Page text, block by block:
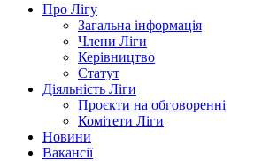
Про Лігу
Загальна інформація
Члени Ліги
Керівництво
Статут
Діяльність Ліги
Проєкти на обговоренні
Комітети Ліги
Новини
Вакансії